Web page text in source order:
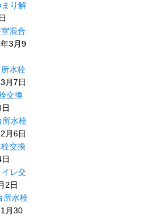
り解
混合
3月9
水栓
月7日
交換
水栓
月6日
交換
レ交
2日
水栓
月30